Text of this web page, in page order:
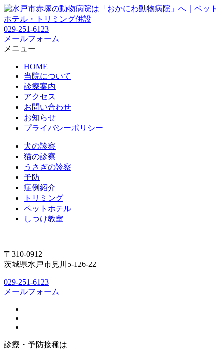
029-251-6123
メールフォーム
メニュー
HOME
当院について
診療案内
アクセス
お問い合わせ
お知らせ
プライバシーポリシー
犬の診察
猫の診察
うさぎの診察
予防
症例紹介
トリミング
ペットホテル
しつけ教室
〒310-0912
茨城県水戸市見川5-126-22
029-251-6123
メールフォーム
診療・予防接種は